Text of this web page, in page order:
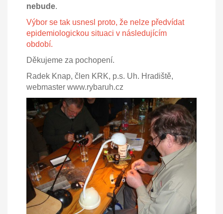
nebude.
Výbor se tak usnesl proto, že nelze předvídat
epidemiologickou situaci v následujícím
období.
Děkujeme za pochopení.
Radek Knap, člen KRK, p.s. Uh. Hradiště,
webmaster www.rybaruh.cz